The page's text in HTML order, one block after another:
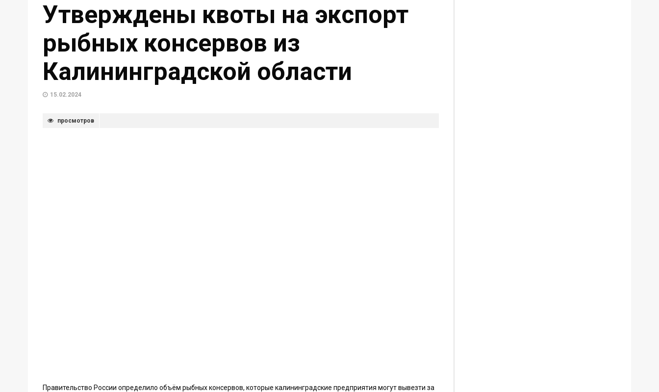
Утверждены квоты на экспорт
рыбных консервов из
Калининградской области
15.02.2024
просмотров
Правительство России определило объём рыбных консервов, которые калининградские предприятия могут вывезти за